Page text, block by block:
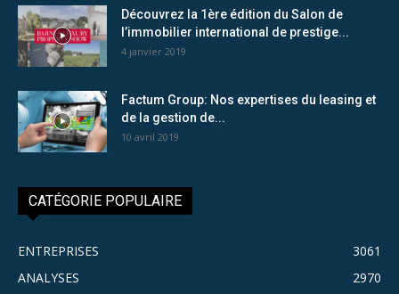
Découvrez la 1ère édition du Salon de
l’immobilier international de prestige...
4 janvier 2019
Factum Group: Nos expertises du leasing et
de la gestion de...
10 avril 2019
CATÉGORIE POPULAIRE
ENTREPRISES
3061
ANALYSES
2970